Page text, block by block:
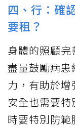
四、行：確
要租？
身體的照顧完
盡量鼓勵病
力，有助於
安全也需要
時要特別防